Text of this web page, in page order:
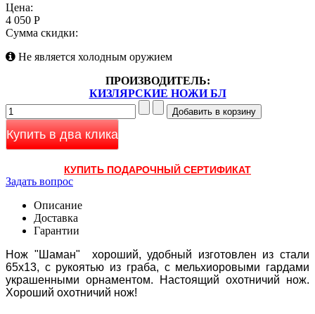
Цена:
4 050 Р
Сумма скидки:
Не является холодным оружием
ПРОИЗВОДИТЕЛЬ:
КИЗЛЯРСКИЕ НОЖИ БЛ
Купить в два клика
КУПИТЬ ПОДАРОЧНЫЙ СЕРТИФИКАТ
Задать вопрос
Описание
Доставка
Гарантии
Нож "Шаман" хороший, удобный изготовлен из стали
65х13, с рукоятью из граба, с мельхиоровыми гардами
украшенными орнаментом. Настоящий охотничий нож.
Хороший охотничий нож!